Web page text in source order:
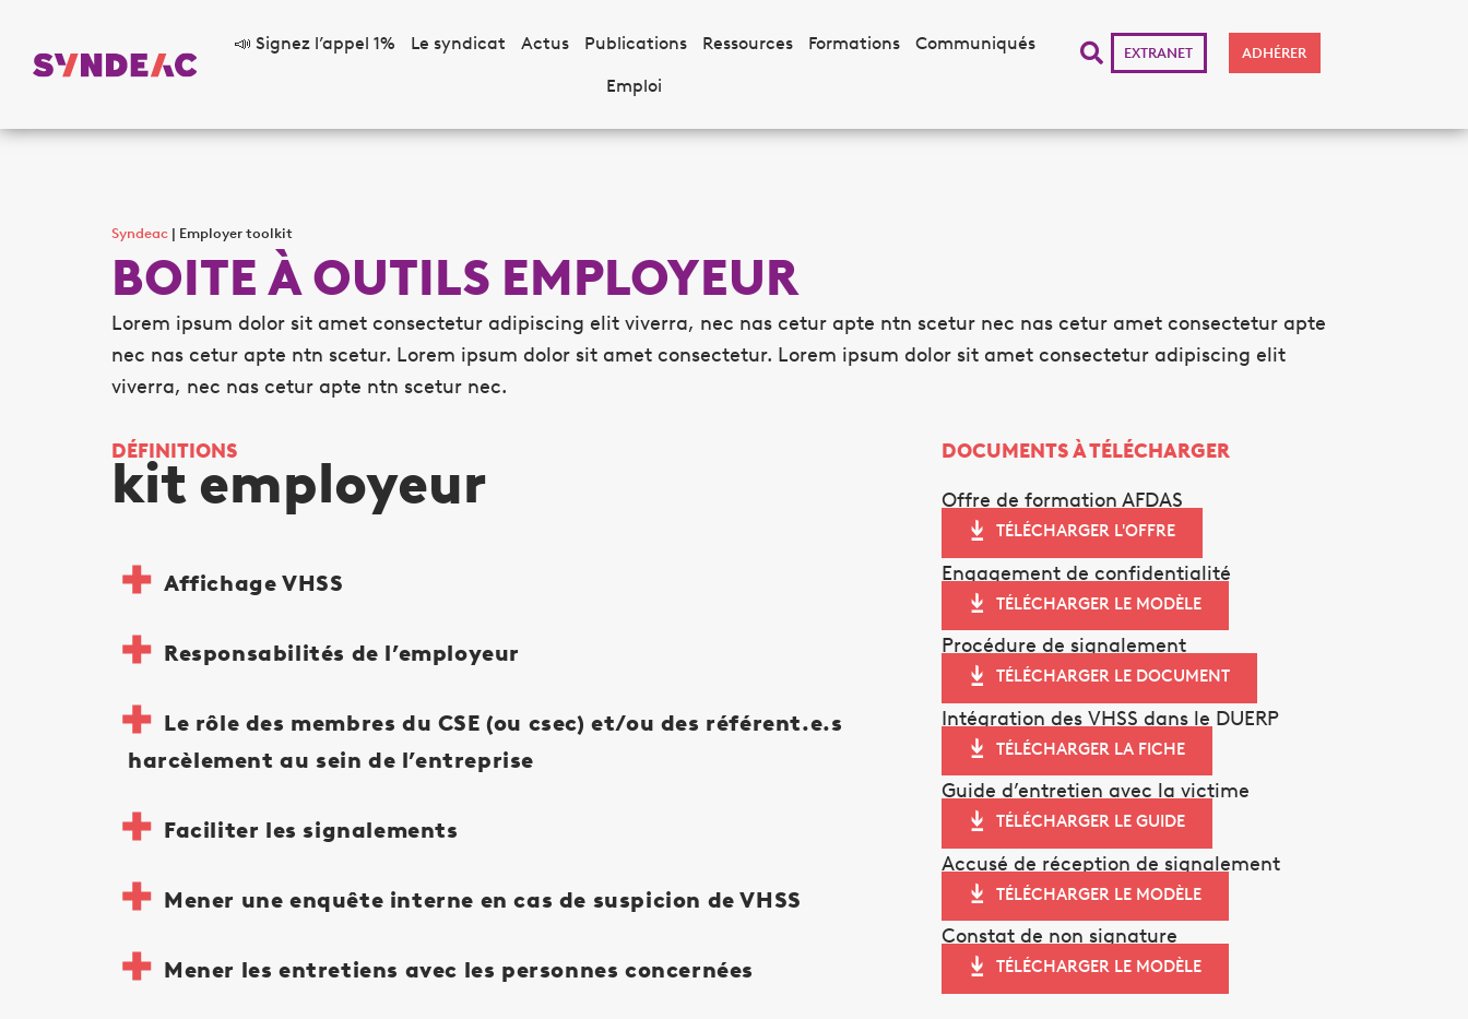
📣 Signez l’appel 1% Le syndicat Actus Publications Ressources Formations Communiqués
Emploi
EXTRANET ADHÉRER
Syndeac | Employer toolkit
BOITE À OUTILS EMPLOYEUR
Lorem ipsum dolor sit amet consectetur adipiscing elit viverra, nec nas cetur apte ntn scetur nec nas cetur amet consectetur apte
nec nas cetur apte ntn scetur. Lorem ipsum dolor sit amet consectetur. Lorem ipsum dolor sit amet consectetur adipiscing elit
viverra, nec nas cetur apte ntn scetur nec.
DÉFINITIONS
kit employeur
Affichage VHSS
Responsabilités de l’employeur
Le rôle des membres du CSE (ou csec) et/ou des référent.e.s
harcèlement au sein de l’entreprise
Faciliter les signalements
Mener une enquête interne en cas de suspicion de VHSS
Mener les entretiens avec les personnes concernées
DOCUMENTS À TÉLÉCHARGER
Offre de formation AFDAS
TÉLÉCHARGER L'OFFRE
Engagement de confidentialité
TÉLÉCHARGER LE MODÈLE
Procédure de signalement
TÉLÉCHARGER LE DOCUMENT
Intégration des VHSS dans le DUERP
TÉLÉCHARGER LA FICHE
Guide d’entretien avec la victime
TÉLÉCHARGER LE GUIDE
Accusé de réception de signalement
TÉLÉCHARGER LE MODÈLE
Constat de non signature
TÉLÉCHARGER LE MODÈLE